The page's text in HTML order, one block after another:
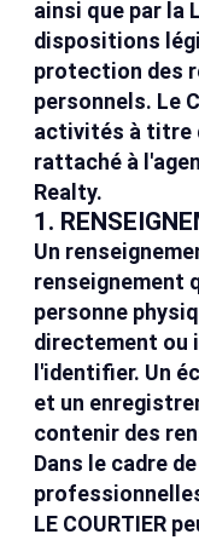
ainsi que par la
dispositions
protection des
personnels. Le
activités à titre
rattaché à
Realty.
1.
Un
renseignement
personne
directement ou
l'identifier. Un
et un
contenir des
Dans le cadre
LE COURTIER